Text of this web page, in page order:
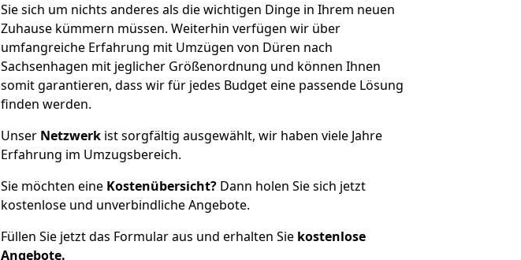
Sie sich um nichts anderes als die wichtigen Dinge in Ihrem neuen
Zuhause kümmern müssen. Weiterhin verfügen wir über
umfangreiche Erfahrung mit Umzügen von Düren nach
Sachsenhagen mit jeglicher Größenordnung und können Ihnen
somit garantieren, dass wir für jedes Budget eine passende Lösung
finden werden.
Unser Netzwerk ist sorgfältig ausgewählt, wir haben viele Jahre
Erfahrung im Umzugsbereich.
Sie möchten eine Kostenübersicht? Dann holen Sie sich jetzt
kostenlose und unverbindliche Angebote.
Füllen Sie jetzt das Formular aus und erhalten Sie kostenlose
Angebote.